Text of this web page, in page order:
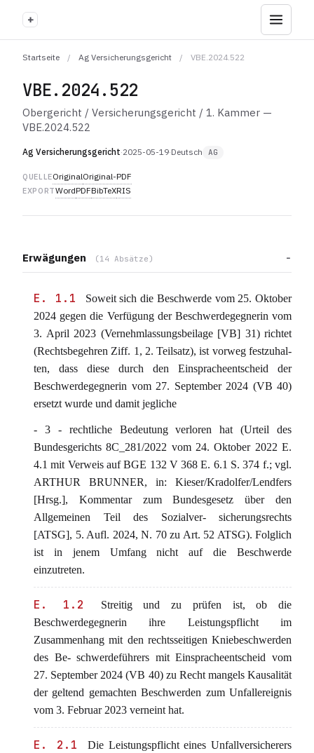
+
Startseite / Ag Versicherungsgericht / VBE.2024.522
VBE.2024.522
Obergericht / Versicherungsgericht / 1. Kammer —
VBE.2024.522
Ag Versicherungsgericht·2025-05-19·Deutsch AG
QUELLEOriginalOriginal-PDF
EXPORTWordPDFBibTeXRIS
Erwägungen (14 Absätze)
E. 1.1
Soweit sich die Beschwerde vom 25. Oktober
2024 gegen die Verfügung der Beschwerdegegnerin vom
3. April 2023 (Vernehmlassungsbeilage [VB] 31) richtet
(Rechtsbegehren Ziff. 1, 2. Teilsatz), ist vorweg festzuhal-
ten, dass diese durch den Einspracheentscheid der
Beschwerdegegnerin vom 27. September 2024 (VB 40)
ersetzt wurde und damit jegliche
- 3 - rechtliche Bedeutung verloren hat (Urteil des
Bundesgerichts 8C_281/2022 vom 24. Oktober 2022 E.
4.1 mit Verweis auf BGE 132 V 368 E. 6.1 S. 374 f.; vgl.
ARTHUR BRUNNER, in: Kieser/Kradolfer/Lendfers
[Hrsg.], Kommentar zum Bundesgesetz über den
Allgemeinen Teil des Sozialver- sicherungsrechts
[ATSG], 5. Aufl. 2024, N. 70 zu Art. 52 ATSG). Folglich
ist in jenem Umfang nicht auf die Beschwerde
einzutreten.
E. 1.2
Streitig und zu prüfen ist, ob die
Beschwerdegegnerin ihre Leistungspflicht im
Zusammenhang mit den rechtsseitigen Kniebeschwerden
des Be- schwerdeführers mit Einspracheentscheid vom
27. September 2024 (VB 40) zu Recht mangels Kausalität
der geltend gemachten Beschwerden zum Unfallereignis
vom 3. Februar 2023 verneint hat.
E. 2.1
Die Leistungspflicht eines Unfallversicherers